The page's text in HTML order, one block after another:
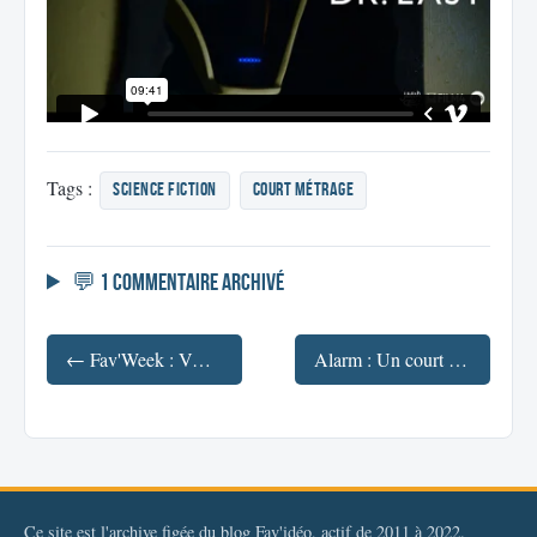
Tags : science fiction court métrage
💬 1 commentaire archivé
← Fav'Week : VGHS Season 2, World Without Mobile, Bye Bye Bunny, Le Syndrome Post-Rupture Alarm : Un court métrage d'animation de Moo-hyun Jang →
Ce site est l'archive figée du blog Fav'idéo, actif de 2011 à 2022.